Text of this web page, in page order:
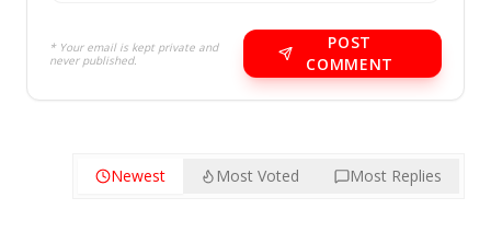
* Your email is kept private and
never published.
POST
COMMENT
Newest Most Voted Most Replies